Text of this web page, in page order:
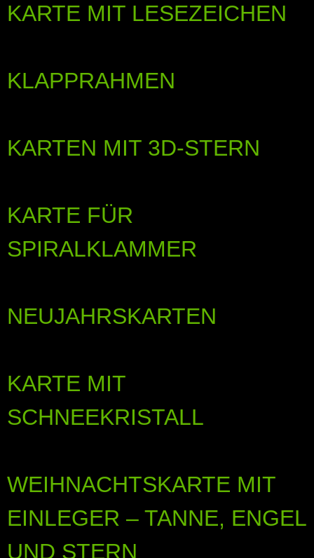
KARTE MIT LESEZEICHEN
KLAPPRAHMEN
KARTEN MIT 3D-STERN
KARTE FÜR
SPIRALKLAMMER
NEUJAHRSKARTEN
KARTE MIT
SCHNEEKRISTALL
WEIHNACHTSKARTE MIT
EINLEGER – TANNE, ENGEL
UND STERN